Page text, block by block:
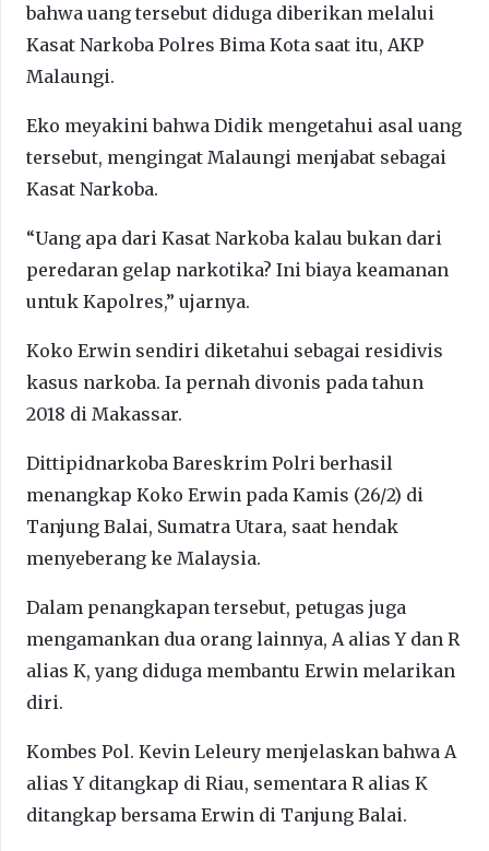
bahwa uang tersebut diduga diberikan melalui
Kasat Narkoba Polres Bima Kota saat itu, AKP
Malaungi.
Eko meyakini bahwa Didik mengetahui asal uang
tersebut, mengingat Malaungi menjabat sebagai
Kasat Narkoba.
“Uang apa dari Kasat Narkoba kalau bukan dari
peredaran gelap narkotika? Ini biaya keamanan
untuk Kapolres,” ujarnya.
Koko Erwin sendiri diketahui sebagai residivis
kasus narkoba. Ia pernah divonis pada tahun
2018 di Makassar.
Dittipidnarkoba Bareskrim Polri berhasil
menangkap Koko Erwin pada Kamis (26/2) di
Tanjung Balai, Sumatra Utara, saat hendak
menyeberang ke Malaysia.
Dalam penangkapan tersebut, petugas juga
mengamankan dua orang lainnya, A alias Y dan R
alias K, yang diduga membantu Erwin melarikan
diri.
Kombes Pol. Kevin Leleury menjelaskan bahwa A
alias Y ditangkap di Riau, sementara R alias K
ditangkap bersama Erwin di Tanjung Balai.